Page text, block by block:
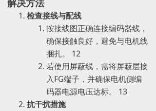
解决方法
检查接线与配线
按接线图正确连接编码器线，
确保接触良好，避免与电机线
捆扎。 ‌12
若使用屏蔽线，需将屏蔽层接
入FG端子，并确保电机侧编
码器电源电压达标。 ‌13
抗干扰措施